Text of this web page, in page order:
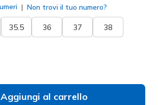
Non trovi il tuo numero?
35.5 36 37 38
Aggiungi al carrello